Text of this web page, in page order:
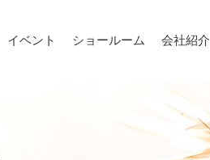
イベント ショールーム 会社紹介